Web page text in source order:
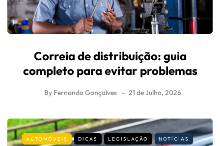
Correia de distribuição: guia
completo para evitar problemas
By Fernando Gonçalves 21 de Julho, 2026
AUTOMÓVEIS DICAS LEGISLAÇÃO NOTÍCIAS